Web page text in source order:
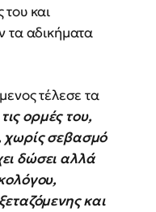
και
τα αδικήματα
τέλεσε τα
ορμές του,
χωρίς σεβασμό
δώσει αλλά
και